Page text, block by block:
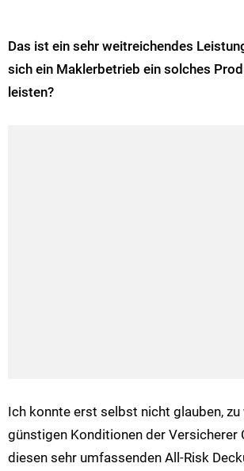
Das ist ein sehr weitreichendes
sich ein Maklerbetrieb ein solches
leisten?
Ich konnte erst selbst nicht glauben, zu
günstigen Konditionen der Versicherer
diesen sehr umfassenden All-Risk